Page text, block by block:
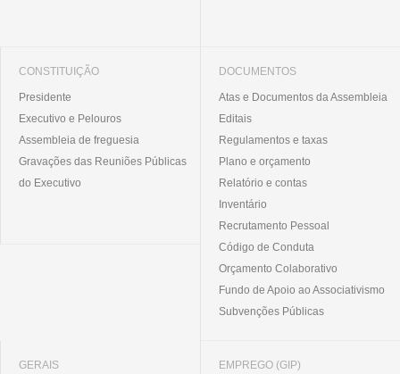
CONSTITUIÇÃO
Presidente
Executivo e Pelouros
Assembleia de freguesia
Gravações das Reuniões Públicas
do Executivo
DOCUMENTOS
Atas e Documentos da Assembleia
Editais
Regulamentos e taxas
Plano e orçamento
Relatório e contas
Inventário
Recrutamento Pessoal
Código de Conduta
Orçamento Colaborativo
Fundo de Apoio ao Associativismo
Subvenções Públicas
GERAIS EMPREGO (GIP)